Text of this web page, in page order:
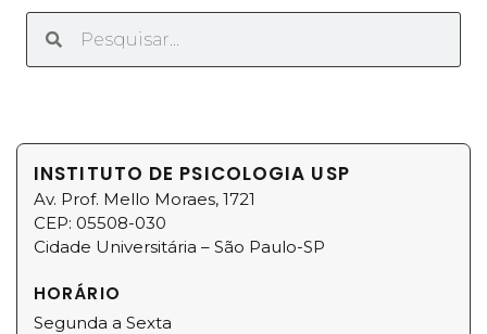
INSTITUTO DE PSICOLOGIA USP
Av. Prof. Mello Moraes, 1721
CEP: 05508-030
Cidade Universitária – São Paulo-SP
HORÁRIO
Segunda a Sexta